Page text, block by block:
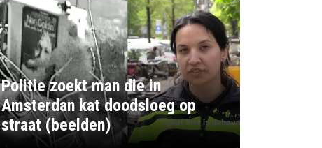
Politie zoekt man die in
Amsterdan kat doodsloeg op
straat (beelden)